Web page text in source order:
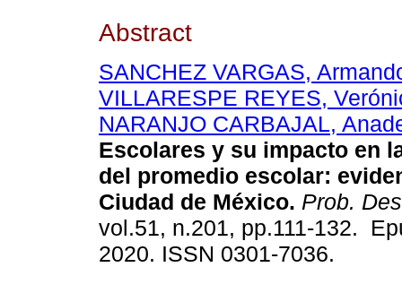
Abstract
SANCHEZ VARGAS,
VILLARESPE REYES,
NARANJO CARBAJAL,
Escolares y su impacto en
del promedio escolar:
Ciudad de México. Prob. Des
vol.51, n.201, pp.111-132.
2020. ISSN 0301-7036.